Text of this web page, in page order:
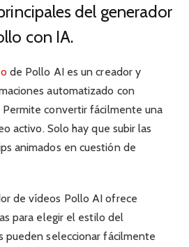
del generador
con IA.
de Pollo AI es un creador y
automatizado con
convertir fácilmente una
activo. Solo hay que subir las
animados en cuestión de
de vídeos Pollo AI ofrece
para elegir el estilo del
pueden seleccionar fácilmente